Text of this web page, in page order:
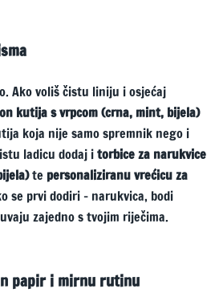
Ako voliš čistu liniju i osjećaj
kutija s vrpcom (crna, mint, bijela)
koja nije samo spremnik nego i
ladicu dodaj itorbice za narukvice
te personaliziranu vrećicu za
se prvi dodiri – narukvica, bodi
zajedno s tvojim riječima.
papir i mirnu rutinu